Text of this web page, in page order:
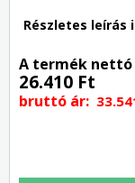
Részletes leírás
A termék nettó
26.410 Ft
bruttó ár: